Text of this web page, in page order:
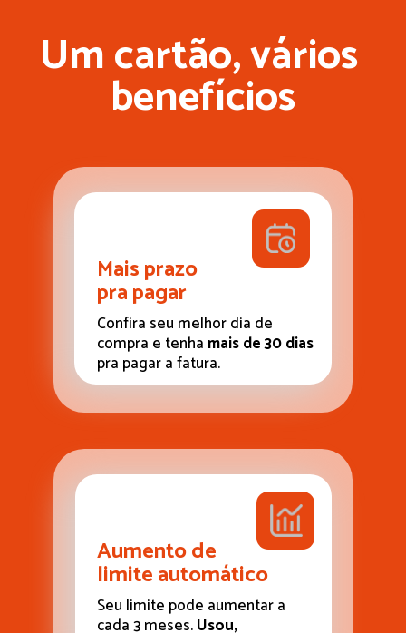
Um cartão, vários
benefícios
Mais prazo
pra pagar
Aumento de
limite automático
Confira seu melhor dia de
compra e tenha mais de 30 dias
pra pagar a fatura.
Seu limite pode aumentar a
cada 3 meses. Usou,